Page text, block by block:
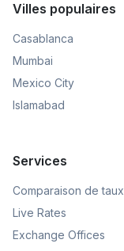
Villes populaires
Casablanca
Mumbai
Mexico City
Islamabad
Services
Comparaison de taux
Live Rates
Exchange Offices